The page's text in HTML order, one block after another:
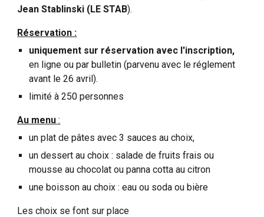
Jean Stablinski (LE STAB).
Réservation :
uniquement sur réservation avec l'inscription,
en ligne ou par bulletin (parvenu avec le réglement
avant le 26 avril).
limité à 250 personnes
Au menu :
un plat de pâtes avec 3 sauces au choix,
un dessert au choix : salade de fruits frais ou
mousse au chocolat ou panna cotta au citron
une boisson au choix : eau ou soda ou bière
Les choix se font sur place